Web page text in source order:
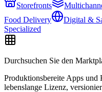
Storefronts
Food Delivery
Digital &
Specialized
Durchsuchen Sie den
Produktionsbereite Apps
lebenslange Lizenz,